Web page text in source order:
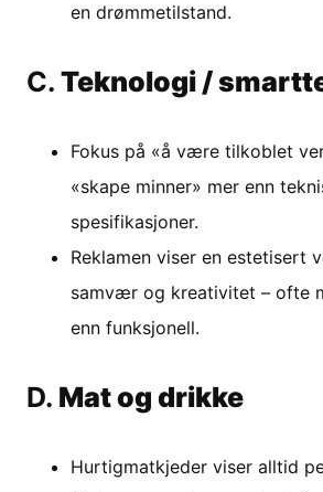
en drømmetilstand.
C. Teknologi /
Fokus på «å være tilkoblet
«skape minner» mer enn
spesifikasjoner.
Reklamen viser en estetisert
samvær og kreativitet – ofte
enn funksjonell.
D. Mat og drikke
Hurtigmatkjeder viser alltid